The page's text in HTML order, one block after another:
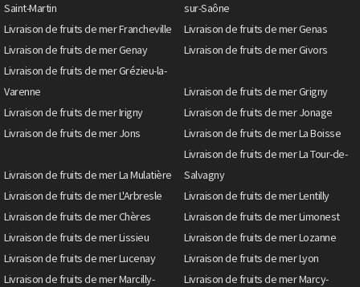
Saint-Martin
sur-Saône
Livraison de fruits de mer Francheville
Livraison de fruits de mer Genas
Livraison de fruits de mer Genay
Livraison de fruits de mer Givors
Livraison de fruits de mer Grézieu-la-
Varenne
Livraison de fruits de mer Grigny
Livraison de fruits de mer Irigny
Livraison de fruits de mer Jonage
Livraison de fruits de mer Jons
Livraison de fruits de mer La Boisse
Livraison de fruits de mer La Mulatière
Livraison de fruits de mer La Tour-de-
Salvagny
Livraison de fruits de mer L'Arbresle
Livraison de fruits de mer Lentilly
Livraison de fruits de mer Chères
Livraison de fruits de mer Limonest
Livraison de fruits de mer Lissieu
Livraison de fruits de mer Lozanne
Livraison de fruits de mer Lucenay
Livraison de fruits de mer Lyon
Livraison de fruits de mer Marcilly-
Livraison de fruits de mer Marcy-